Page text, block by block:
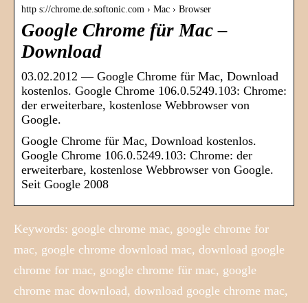
http s://chrome.de.softonic.com › Mac › Browser
Google Chrome für Mac –
Download
03.02.2012 — Google Chrome für Mac, Download
kostenlos. Google Chrome 106.0.5249.103: Chrome:
der erweiterbare, kostenlose Webbrowser von
Google.
Google Chrome für Mac, Download kostenlos.
Google Chrome 106.0.5249.103: Chrome: der
erweiterbare, kostenlose Webbrowser von Google.
Seit Google 2008
Keywords: google chrome mac, google chrome for
mac, google chrome download mac, download google
chrome for mac, google chrome für mac, google
chrome mac download, download google chrome mac,